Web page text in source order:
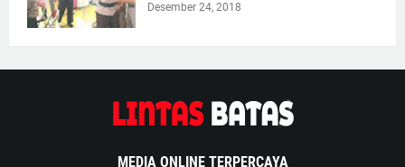
Desember 24, 2018
MEDIA ONLINE TERPERCAYA